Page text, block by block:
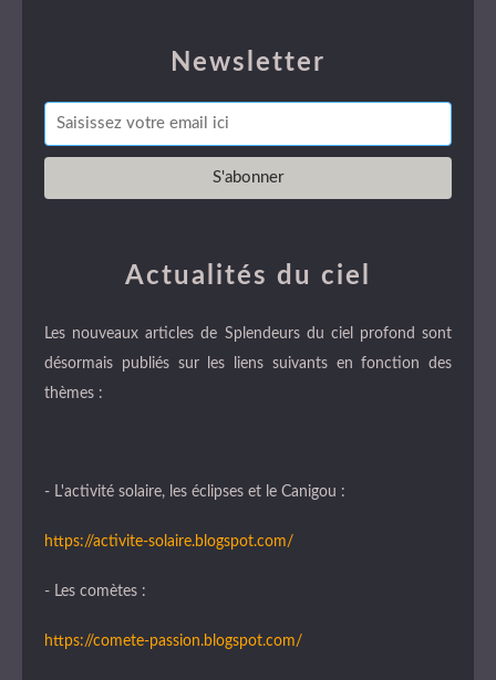
Newsletter
Actualités du ciel
Les nouveaux articles de Splendeurs du ciel profond sont
désormais publiés sur les liens suivants en fonction des
thèmes :
- L'activité solaire, les éclipses et le Canigou :
https://activite-solaire.blogspot.com/
- Les comètes :
https://comete-passion.blogspot.com/